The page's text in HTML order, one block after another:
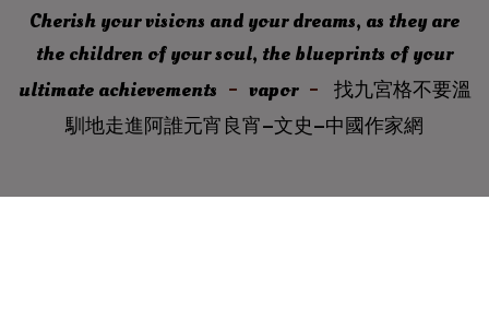
Cherish your visions and your dreams, as they are
the children of your soul, the blueprints of your
ultimate achievements
vapor
找九宮格不要溫
馴地走進阿誰元宵良宵–文史–中國作家網